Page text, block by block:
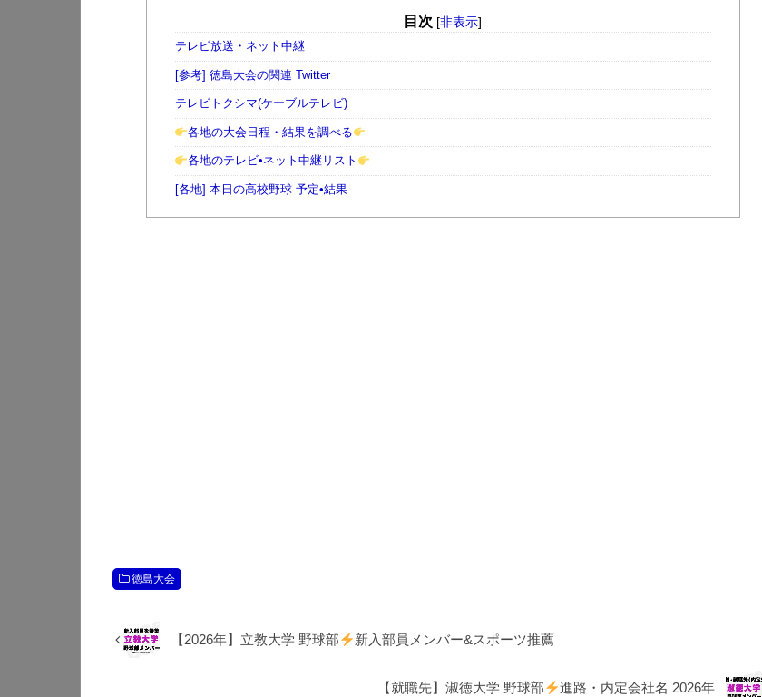
目次 [非表示]
テレビ放送・ネット中継
[参考] 徳島大会の関連 Twitter
テレビトクシマ(ケーブルテレビ)
各地の大会日程・結果を調べる
各地のテレビ•ネット中継リスト
[各地] 本日の高校野球 予定•結果
徳島大会
【2026年】立教大学 野球部 新入部員メンバー&スポーツ推薦
【就職先】淑徳大学 野球部 進路・内定会社名 2026年